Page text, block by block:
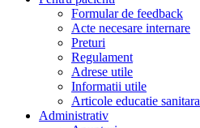
Formular de feedback
Acte necesare internare
Preturi
Regulament
Adrese utile
Informatii utile
Articole educatie sanitara
Administrativ